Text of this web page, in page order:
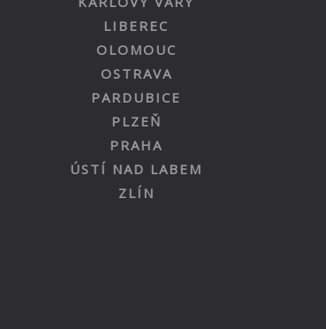
LIBEREC
OLOMOUC
OSTRAVA
PARDUBICE
PLZEŇ
PRAHA
ÚSTÍ NAD LABEM
ZLÍN